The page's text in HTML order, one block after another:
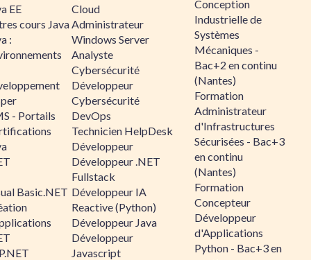
EE
cours Java
:
- Portails
Basic.NET
Cloud
Administrateur
Windows Server
Analyste
Cybersécurité
Développeur
Cybersécurité
DevOps
Technicien HelpDesk
Développeur
Développeur .NET
Fullstack
Développeur IA
Reactive (Python)
Développeur Java
Développeur
Javascript
Conception
Industrielle de
Systèmes
Mécaniques -
Bac+2 en continu
(Nantes)
Formation
Administrateur
d'Infrastructures
Sécurisées - Bac+3
en continu
(Nantes)
Formation
Concepteur
Développeur
d'Applications
Python - Bac+3 en